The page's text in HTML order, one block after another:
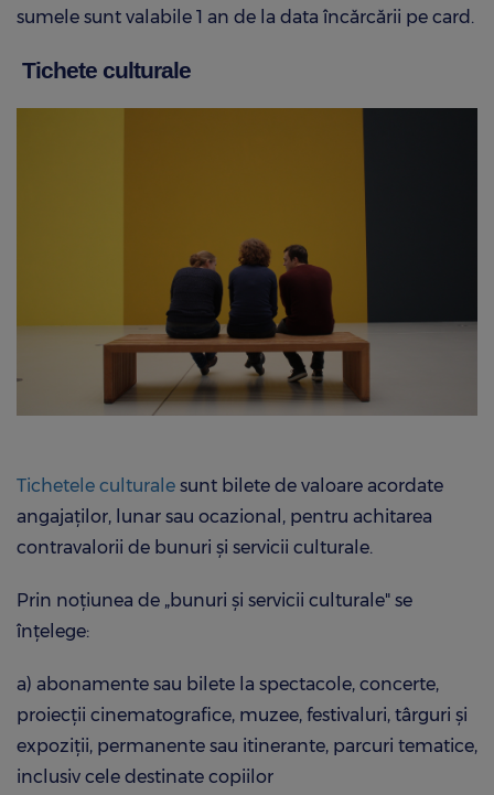
sumele sunt valabile 1 an de la data încărcării pe card.
Tichete culturale
Tichetele culturale sunt bilete de valoare acordate
angajaţilor, lunar sau ocazional, pentru achitarea
contravalorii de bunuri şi servicii culturale.
Prin noţiunea de „bunuri şi servicii culturale" se
înţelege:
a) abonamente sau bilete la spectacole, concerte,
proiecţii cinematografice, muzee, festivaluri, târguri şi
expoziţii, permanente sau itinerante, parcuri tematice,
inclusiv cele destinate copiilor